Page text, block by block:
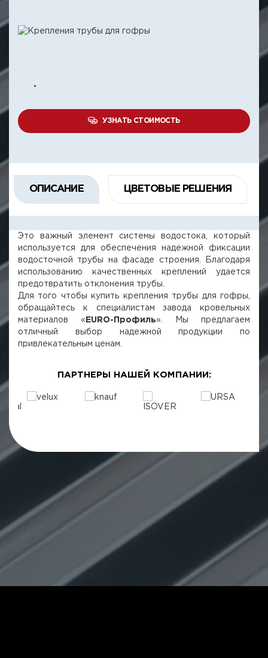
УЗНАТЬ СТОИМОСТЬ
ОПИСАНИЕ ЦВЕТОВЫЕ РЕШЕНИЯ
Это важный элемент системы водостока, который
используется для обеспечения надежной фиксации
водосточной трубы на фасаде строения. Благодаря
использованию качественных креплений удается
предотвратить отклонения трубы.
Для того чтобы купить крепления трубы для гофры,
обращайтесь к специалистам завода кровельных
материалов « EURO-Профиль». Мы предлагаем
отличный выбор надежной продукции по
привлекательным ценам.
ПАРТНЕРЫ НАШЕЙ КОМПАНИИ: